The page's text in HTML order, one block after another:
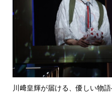
川﨑皇輝が届ける、優しい物